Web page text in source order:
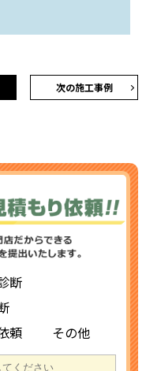
次の施工事例
断
頼
その他